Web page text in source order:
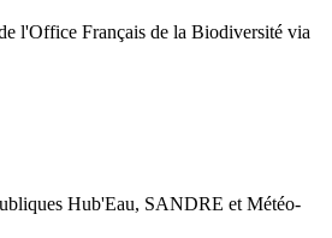
l'Office Français de la Biodiversité via
Hub'Eau, SANDRE et Météo-